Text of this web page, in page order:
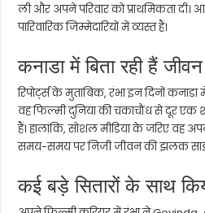
ली और अपने परिवार को प्राथमिकता दी।
पारिवारिक जिम्मेदारियों में व्यस्त हैं।
कनाडा में बिता रही हैं जीवन
रिपोर्ट्स के मुताबिक, रंभा इन दिनों
वह फिल्मी दुनिया की चकाचौंध से दूर एक
हैं। हालांकि, सोशल मीडिया के जरिए वह
समय-समय पर निजी जीवन की झलक
कई बड़े सितारों के साथ